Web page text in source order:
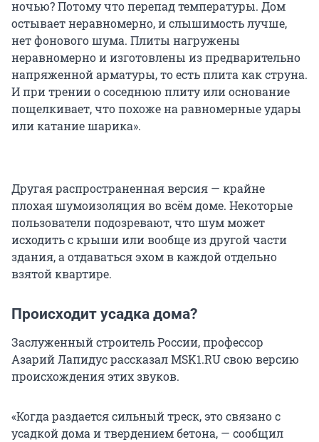
ночью? Потому что перепад температуры. Дом
остывает неравномерно, и слышимость лучше,
нет фонового шума. Плиты нагружены
неравномерно и изготовлены из предварительно
напряженной арматуры, то есть плита как струна.
И при трении о соседнюю плиту или основание
пощелкивает, что похоже на равномерные удары
или катание шарика».
Другая распространенная версия — крайне
плохая шумоизоляция во всём доме. Некоторые
пользователи подозревают, что шум может
исходить с крыши или вообще из другой части
здания, а отдаваться эхом в каждой отдельно
взятой квартире.
Происходит усадка дома?
Заслуженный строитель России, профессор
Азарий Лапидус рассказал MSK1.RU свою версию
происхождения этих звуков.
«Когда раздается сильный треск, это связано с
усадкой дома и твердением бетона, — сообщил